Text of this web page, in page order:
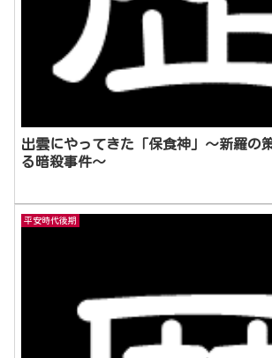
出雲にやってきた「保食神」～新羅の
る暗殺事件～
平安時代後期